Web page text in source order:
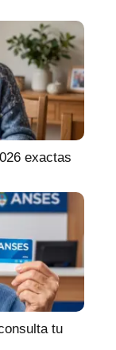
exactas
tu